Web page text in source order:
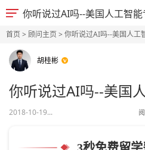
你听说过AI吗--美国人工智
首页> 顾问主页> 你听说过AI吗--美国人工
胡桂彬
你听说过AI吗--美国
2018-10-19...
3秒免费留